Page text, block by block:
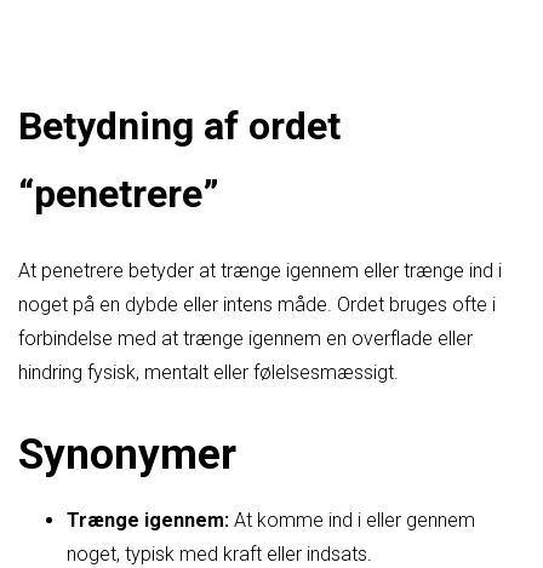
Betydning af ordet
“penetrere”
At penetrere betyder at trænge igennem eller trænge ind i
noget på en dybde eller intens måde. Ordet bruges ofte i
forbindelse med at trænge igennem en overflade eller
hindring fysisk, mentalt eller følelsesmæssigt.
Synonymer
Trænge igennem: At komme ind i eller gennem
noget, typisk med kraft eller indsats.